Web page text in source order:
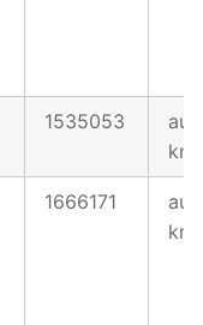
1535053
au
km
1666171
au
km